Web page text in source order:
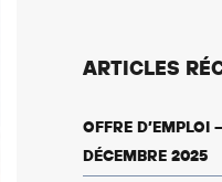
ARTICLES
OFFRE D’EMPLOI
DÉCEMBRE 2025